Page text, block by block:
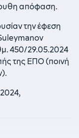
απόφαση.
την έφεση
450/29.05.2024
της ΕΠΟ (ποινή